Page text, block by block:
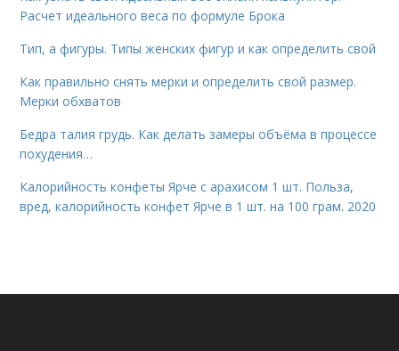
Расчет идеального веса по формуле Брока
Тип, а фигуры. Типы женских фигур и как определить свой
Как правильно снять мерки и определить свой размер.
Мерки обхватов
Бедра талия грудь. Как делать замеры объёма в процессе
похудения…
Калорийность конфеты Ярче с арахисом 1 шт. Польза,
вред, калорийность конфет Ярче в 1 шт. на 100 грам. 2020